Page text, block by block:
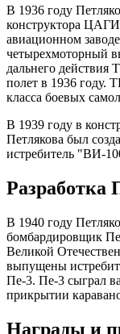
В 1936 году
конструктора
авиационном
четырехмоторный
дальнего
полет в 1936 году.
класса боевых
В 1939 году в
Петлякова был
истребитель "ВИ-
Разработка
В 1940 году
бомбардировщик
Великой
выпущены
Пе-3. Пе-3 сыграл
прикрытии
Награды и